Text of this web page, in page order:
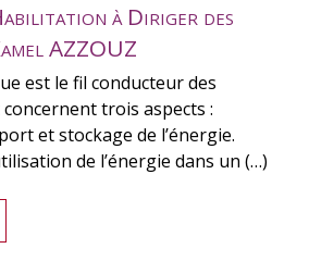
à Diriger des
AZZOUZ
est le fil conducteur des
trois aspects :
et stockage de l’énergie.
de l’énergie dans un (…)